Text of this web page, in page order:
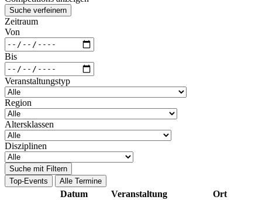
Suche verfeinern
Zeitraum
Von
Bis
Veranstaltungstyp
Region
Altersklassen
Disziplinen
Suche mit Filtern
Top-Events
Alle Termine
Datum Veranstaltung Ort